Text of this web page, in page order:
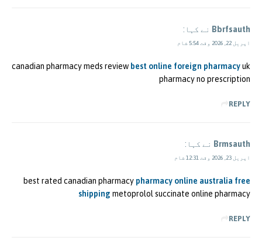
Bbrfsauth نے کہا:
اپریل 22, 2026 وقت 5:54 شام
canadian pharmacy meds review best online foreign pharmacyuk
pharmacy no prescription
REPLY
Brmsauth نے کہا:
اپریل 23, 2026 وقت 12:31 شام
best rated canadian pharmacy pharmacy online australia free
shipping metoprolol succinate online pharmacy
REPLY